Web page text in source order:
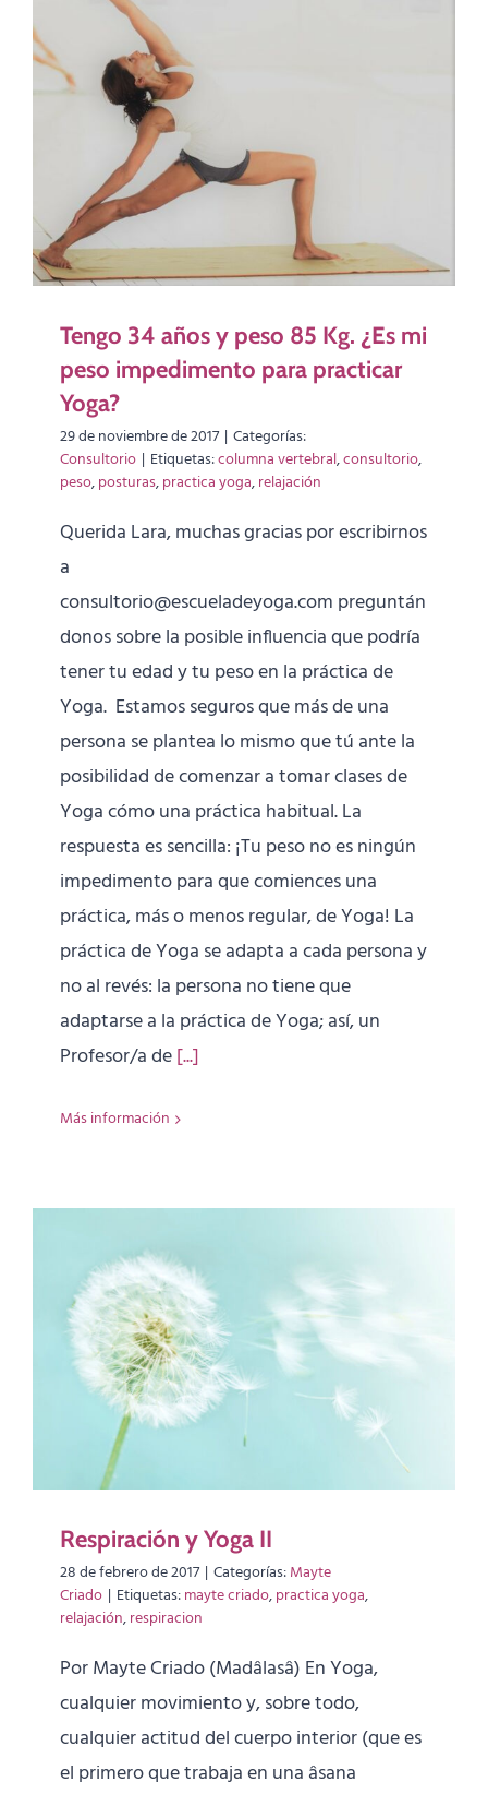
Tengo 34 años y peso 85 Kg. ¿Es mi
peso impedimento para practicar
Yoga?
29 de noviembre de 2017 | Categorías:
Consultorio | Etiquetas:columna vertebral,consultorio,
peso,posturas,practica yoga,relajación
Querida Lara, muchas gracias por escribirnos
a
consultorio@escueladeyoga.com preguntán
donos sobre la posible influencia que podría
tener tu edad y tu peso en la práctica de
Yoga. Estamos seguros que más de una
persona se plantea lo mismo que tú ante la
posibilidad de comenzar a tomar clases de
Yoga cómo una práctica habitual. La
respuesta es sencilla: ¡Tu peso no es ningún
impedimento para que comiences una
práctica, más o menos regular, de Yoga! La
práctica de Yoga se adapta a cada persona y
no al revés: la persona no tiene que
adaptarse a la práctica de Yoga; así, un
Profesor/a de[...]
Más información
Respiración y Yoga II
28 de febrero de 2017 | Categorías:Mayte
Criado | Etiquetas:mayte criado,practica yoga,
relajación,respiracion
Por Mayte Criado (Madâlasâ) En Yoga,
cualquier movimiento y, sobre todo,
cualquier actitud del cuerpo interior (que es
el primero que trabaja en una âsana